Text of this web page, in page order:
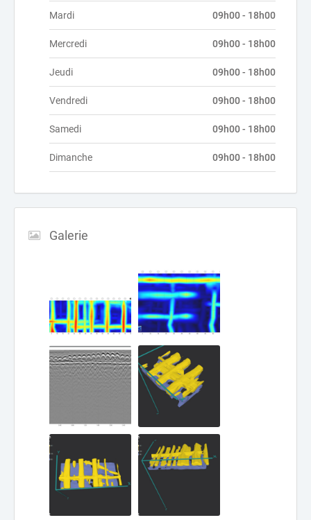
Mardi 09h00 - 18h00
Mercredi 09h00 - 18h00
Jeudi 09h00 - 18h00
Vendredi 09h00 - 18h00
Samedi 09h00 - 18h00
Dimanche 09h00 - 18h00
Galerie